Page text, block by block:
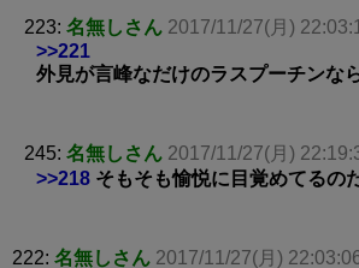
223: 名無しさん 2017/11/27(月)
>>221
外見が言峰なだけのラスプーチンな
245: 名無しさん 2017/11/27(月)
>>218 そもそも愉悦に目覚めてるの
222: 名無しさん 2017/11/27(月)